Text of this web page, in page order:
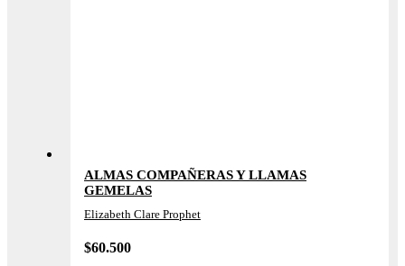
ALMAS COMPAÑERAS Y LLAMAS
GEMELAS
Elizabeth Clare Prophet
$60.500